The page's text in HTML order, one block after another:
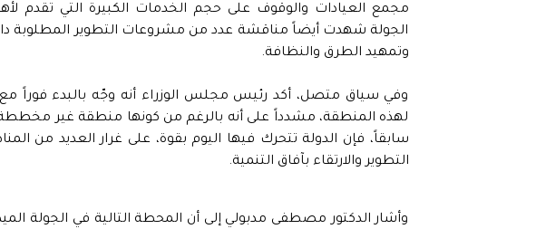
مجمع العيادات والوقوف على حجم الخدمات الكبيرة التي تقدم
الجولة شهدت أيضاً مناقشة عدد من مشروعات التطوير المطلوبة
وتمهيد الطرق والنظافة.
وفي سياق متصل، أكد رئيس مجلس الوزراء أنه وجّه بالبدء فوراً
لهذه المنطقة، مشدداً على أنه بالرغم من كونها منطقة غير
سابقاً، فإن الدولة تتحرك فيها اليوم بقوة، على غرار العديد من
التطوير والارتقاء بآفاق التنمية.
وأشار الدكتور مصطفى مدبولي إلى أن المحطة التالية في الجولة